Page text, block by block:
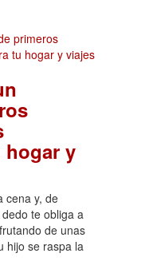
hogar y
cena y, de
te obliga a
de unas
hijo se raspa la